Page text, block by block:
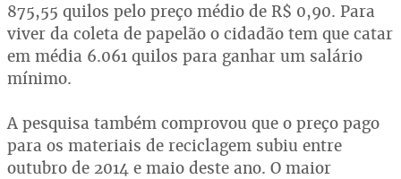
875,55 quilos pelo preço médio de R$ 0,90. Para
viver da coleta de papelão o cidadão tem que catar
em média 6.061 quilos para ganhar um salário
mínimo.
A pesquisa também comprovou que o preço pago
para os materiais de reciclagem subiu entre
outubro de 2014 e maio deste ano. O maior